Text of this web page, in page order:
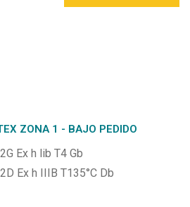
ZONA 1 - BAJO PEDIDO
Ex h lib T4 Gb
Ex h IIIB T135°C Db